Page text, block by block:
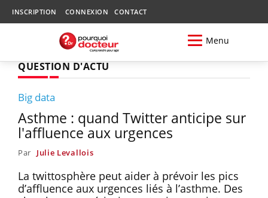
INSCRIPTION CONNEXION CONTACT
Menu
QUESTION D'ACTU
Big data
Asthme : quand Twitter anticipe sur
l'affluence aux urgences
Par Julie Levallois
La twittosphère peut aider à prévoir les pics
d’affluence aux urgences liés à l’asthme. Des